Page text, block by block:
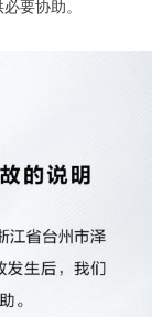
要协助。